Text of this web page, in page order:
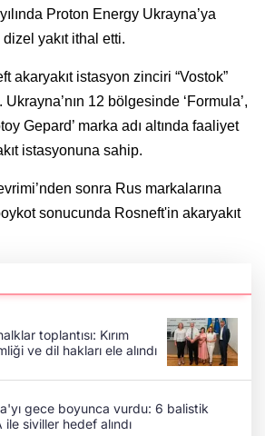
Proton Energy Ukrayna’ya
yakıt ithal etti.
akaryakıt istasyon zinciri “Vostok”
12 bölgesinde ‘Formula’,
Gepard’ marka adı altında faaliyet
istasyonuna sahip.
sonra Rus markalarına
sonucunda Rosneft'in akaryakıt
toplantısı: Kırım
ve dil hakları ele alındı
gece boyunca vurdu: 6 balistik
ile siviller hedef alındı